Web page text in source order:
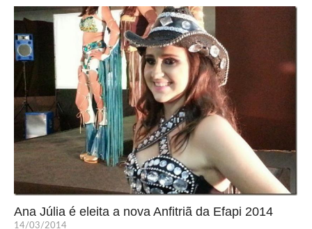
Ana Júlia é eleita a nova Anfitriã da Efapi 2014
14/03/2014